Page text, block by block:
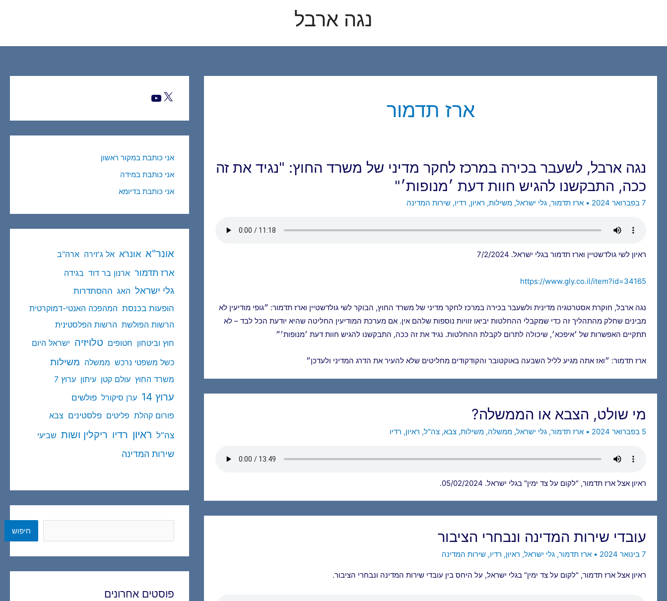
נגה ארבל
ארז תדמור
נגה ארבל, לשעבר בכירה במרכז לחקר מדיני של משרד החוץ: "נגיד את זה
ככה, התבקשנו להגיש חוות דעת ׳מנופות׳"
7 בפברואר 2024 •ארז תדמור,גלי ישראל,משילות, ראיון, רדיו,שירות המדינה
ראיון לשי גולדשטיין וארז תדמור בגלי ישראל. 7/2/2024
https://www.gly.co.il/item?id=34165
נגה ארבל, חוקרת אסטרטגיה מדינית ולשעבר בכירה במרכז לחקר מדיני של משרד החוץ, הבוקר לשי גולדשטיין וארז תדמור: ״גופי מודיעין לא
מבינים שחלק מהתהליך זה כדי שמקבלי ההחלטות יביאו זוויות נוספות שלהם אין. אם מערכת המודיעין החליטה שהיא יודעת הכל לבד – לא
תתקיים האפשרות של ׳איפכא׳, שיכולה לתרום לקבלת ההחלטות. נגיד את זה ככה, התבקשנו להגיש חוות דעת ׳מנופות׳״
ארז תדמור: ״ואז אתה מגיע לליל השבעה באוקטובר והקודקודים מחליטים שלא להעיר את הדרג המדיני ולעדכן״
מי שולט, הצבא או הממשלה?
5 בפברואר 2024 •ארז תדמור,גלי ישראל,ממשלה,משילות,צבא,צה"ל, ראיון, רדיו
ראיון אצל ארז תדמור, "לקום על צד ימין" בגלי ישראל. 05/02/2024.
עובדי שירות המדינה ונבחרי הציבור
7 בינואר 2024 •ארז תדמור,גלי ישראל, ראיון, רדיו,שירות המדינה
ראיון אצל ארז תדמור, "לקום על צד ימין" בגלי ישראל, על היחס בין עובדי שירות המדינה ונבחרי הציבור.
אני כותבת במקור ראשון
אני כותבת במידה
אני כותבת בדיומא
אונר"א אונרא אל ג'זירה ארה"ב
ארז תדמור ארנון בר דוד בגידה
גלי ישראל האג ההסתדרות
הופעות בכנסת המהפכה האנטי-דמוקרטית
הרשות הפולשת הרשות הפלסטינית
חוץ וביטחון חטופים טלויזיה ישראל היום
כשל משפטי נרכש ממשלה משילות
משרד החוץ עולם קטן עיתון ערוץ 7
ערוץ 14 ערן סיקורל פולשים
פורום קהלת פליטים פלסטינים צבא
צה"ל ראיון רדיו ריקלין ושות שביעי
שירות המדינה
חיפוש
פוסטים אחרונים